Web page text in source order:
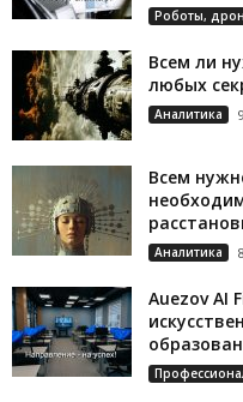
Роботы,
Всем ли
любых
Аналитика
Всем
Аналитика
Auezov AI